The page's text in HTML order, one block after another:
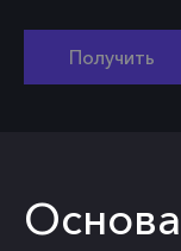
Получить